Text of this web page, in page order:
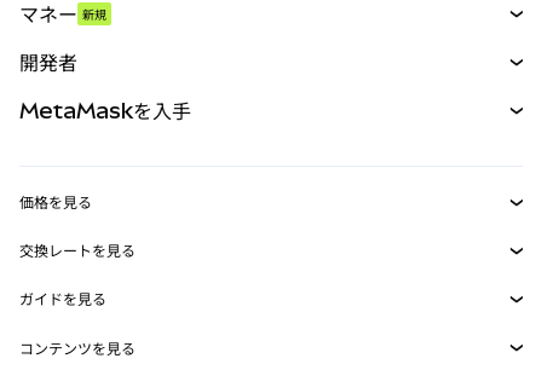
パーペチュアル
RWA
マネー 新規
開発者
MetaMask Connect
Snaps
Web3サービス
MetaMaskを入手
セキュリティ
サポート
価格を見る
イーサリアムの価格
Solanaの価格
交換レートを見る
ETH→USD
USDT→INR
ガイドを見る
ETHの購入
コンテンツを見る